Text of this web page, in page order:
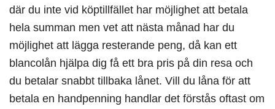
där du inte vid köptillfället har möjlighet att betala
hela summan men vet att nästa månad har du
möjlighet att lägga resterande peng, då kan ett
blancolån hjälpa dig få ett bra pris på din resa och
du betalar snabbt tillbaka lånet. Vill du låna för att
betala en handpenning handlar det förstås oftast om